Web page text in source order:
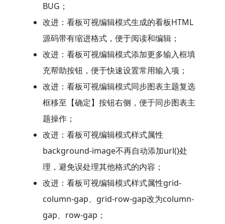
BUG；
改进：看板可视编辑模式生成的看板HTML
源码带有缩进格式，便于阅读和编辑；
改进：看板可视编辑模式添加更多输入框填
充帮助按钮，便于快速设置常用输入项；
改进：看板可视编辑模式同步图表主题复选
框移至【确定】按钮右侧，便于同步图表主
题操作；
改进：看板可视编辑模式样式属性
background-image不再自动添加url()处
理，避免误处理其他格式的内容；
改进：看板可视编辑模式样式属性grid-
column-gap、grid-row-gap改为column-
gap、row-gap；